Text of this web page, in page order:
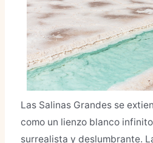
Las Salinas Grandes se
como un lienzo blanco
surrealista y deslumbrante.